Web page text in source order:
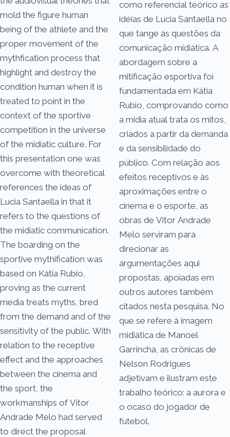
mold the figure human
being of the athlete and the
proper movement of the
mythfication process that
highlight and destroy the
condition human when it is
treated to point in the
context of the sportive
competition in the universe
of the midiatic culture. For
this presentation one was
overcome with theoretical
references the ideas of
Lucia Santaella in that it
refers to the questions of
the midiatic communication.
The boarding on the
sportive mythification was
based on Kátia Rubio,
proving as the current
media treats myths, bred
from the demand and of the
sensitivity of the public. With
relation to the receptive
effect and the approaches
between the cinema and
the sport, the
workmanships of Vitor
Andrade Melo had served
to direct the proposal
como referencial teórico as
idéias de Lucia Santaella no
que tange às questões da
comunicação midiática. A
abordagem sobre a
mitificação esportiva foi
fundamentada em Kátia
Rubio, comprovando como
a mídia atual trata os mitos,
criados a partir da demanda
e da sensibilidade do
público. Com relação aos
efeitos receptivos e às
aproximações entre o
cinema e o esporte, as
obras de Vitor Andrade
Melo serviram para
direcionar as
argumentações aqui
propostas, apoiadas em
outros autores também
citados nesta pesquisa. No
que se refere à imagem
midiática de Manoel
Garrincha, as crônicas de
Nelson Rodrigues
adjetivam e ilustram este
trabalho teórico: a aurora e
o ocaso do jogador de
futebol.